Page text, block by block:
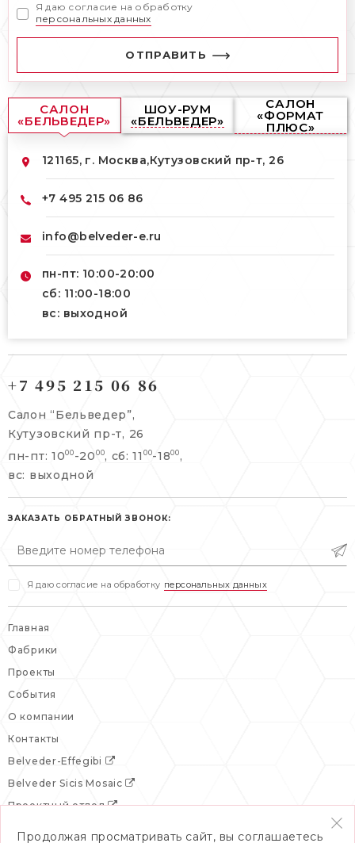
Я даю согласие на обработку
персональных данных
ОТПРАВИТЬ
САЛОН
«БЕЛЬВЕДЕР»
ШОУ-РУМ
«БЕЛЬВЕДЕР»
САЛОН
«ФОРМАТ
ПЛЮС»
121165, г. Москва,Кутузовский пр-т, 26
+7 495 215 06 86
info@belveder-e.ru
пн-пт: 10:00-20:00
сб: 11:00-18:00
вс: выходной
info@belveder-e.ru
пн-пт: 10:00-20:00
сб, вс: выходной
Берсеневский переулок, 3/10с7
+7 495 477 45 43
info@belveder-e.ru
пн-пт: 10:00-19:00
сб: выходной
+7 495 215 06 86
Салон “Бельведер”,
Кутузовский пр-т, 26
пн-пт: 1000 -20 00, сб: 11 00-1800 ,
вс: выходной
ЗАКАЗАТЬ ОБРАТНЫЙ ЗВОНОК:
Я даю согласие на обработку персональных данных
Главная
Фабрики
Проекты
События
О компании
Контакты
Belveder-Effegibi
Belveder Sicis Mosaic
Проектный отдел
Продолжая просматривать сайт, вы соглашаетесь